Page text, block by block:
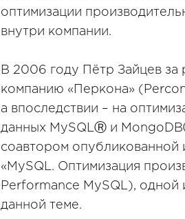
оптимизации
внутри компании.
В 2006 году Пётр Зайцев
компанию «Перкона»
а впоследствии – на
данных MySQLⓇ и
соавтором опубликованной
«MySQL. Оптимизация
Performance MySQL), одной
данной теме.